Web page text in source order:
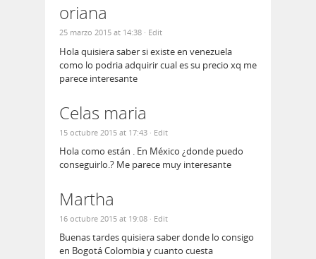
oriana
25 marzo 2015 at 14:38 · Edit
Hola quisiera saber si existe en venezuela
como lo podria adquirir cual es su precio xq me
parece interesante
Celas maria
15 octubre 2015 at 17:43 · Edit
Hola como están . En México ¿donde puedo
conseguirlo.? Me parece muy interesante
Martha
16 octubre 2015 at 19:08 · Edit
Buenas tardes quisiera saber donde lo consigo
en Bogotá Colombia y cuanto cuesta